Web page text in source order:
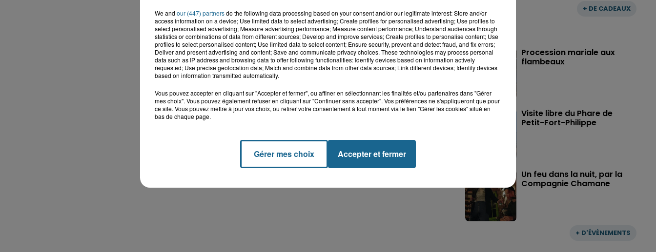
+ DE CADEAUX
+ D'ÉVÈNEMENTS
Procession mariale aux
flambeaux
Visite libre du Phare de
Petit-Fort-Philippe
Un feu dans la nuit, par la
Compagnie Chamane
We and our (447) partnersdo the following data processing based on your consent and/or our legitimate interest: Store and/or
access information on a device; Use limited data to select advertising; Create profiles for personalised advertising; Use profiles to
select personalised advertising; Measure advertising performance; Measure content performance; Understand audiences through
statistics or combinations of data from different sources; Develop and improve services; Create profiles to personalise content; Use
profiles to select personalised content; Use limited data to select content; Ensure security, prevent and detect fraud, and fix errors;
Deliver and present advertising and content; Save and communicate privacy choices. These technologies may process personal
data such as IP address and browsing data to offer following functionalities: Identify devices based on information actively
requested; Use precise geolocation data; Match and combine data from other data sources; Link different devices; Identify devices
based on information transmitted automatically.
Vous pouvez accepter en cliquant sur "Accepter et fermer", ou affiner en sélectionnant les finalités et/ou partenaires dans "Gérer
mes choix". Vous pouvez également refuser en cliquant sur "Continuer sans accepter". Vos préférences ne s'appliqueront que pour
ce site. Vous pouvez mettre à jour vos choix, ou retirer votre consentement à tout moment via le lien "Gérer les cookies" situé en
bas de chaque page.
Gérer mes choix Accepter et fermer